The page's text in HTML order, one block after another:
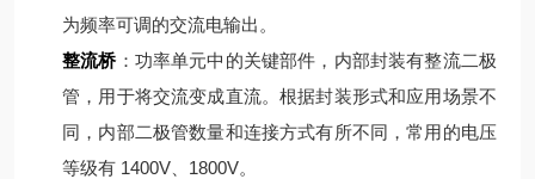
为频率可调的交流电输出。
整流桥：功率单元中的关键部件，内部封装有整流二极
管，用于将交流变成直流。根据封装形式和应用场景不
同，内部二极管数量和连接方式有所不同，常用的电压
等级有 1400V、1800V。